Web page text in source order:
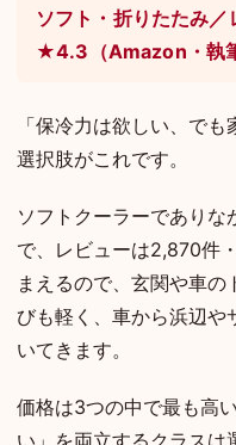
ソフト・折りたたみ
★4.3（Amazon・執
「保冷力は欲しい、で
選択肢がこれです。
ソフトクーラーであり
で、レビューは2,870件
まえるので、玄関や車
びも軽く、車から浜辺や
いてきます。
価格は3つの中で最も高
い」を両立するクラスは